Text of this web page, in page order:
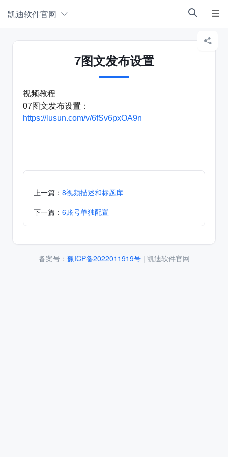
凯迪软件官网  
7图文发布设置
视频教程
07图文发布设置：
https://lusun.com/v/6fSv6pxOA9n
上一篇： 8视频描述和标题库
下一篇： 6账号单独配置

备案号： 豫ICP备2022011919号| 凯迪软件官网